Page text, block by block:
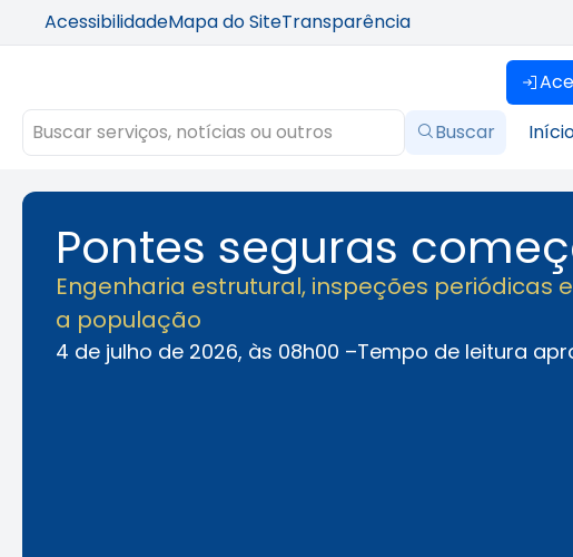
AcessibilidadeMapa do SiteTransparência
Buscar
Pontes seguras
Engenharia estrutural, inspeções
a população
4 de julho de 2026, às 08h00 –Tempo de leitura